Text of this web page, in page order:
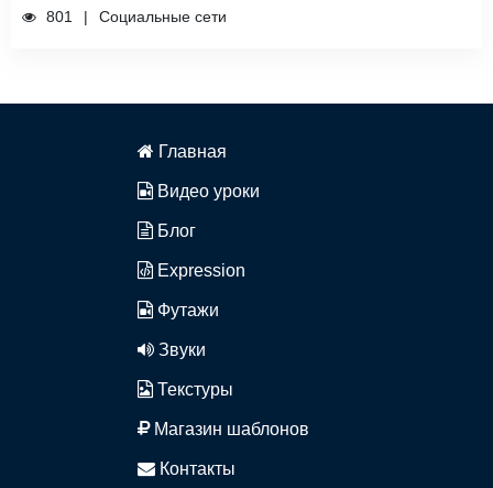
801 Социальные сети
Главная
Видео уроки
Блог
Expression
Футажи
Звуки
Текстуры
Магазин шаблонов
Контакты